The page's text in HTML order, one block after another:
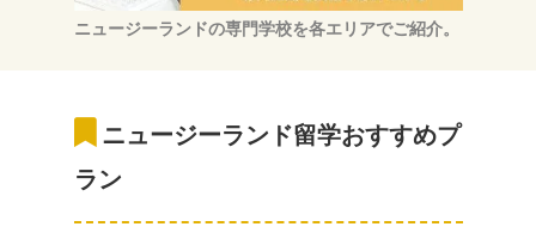
ニュージーランドの専門学校を各エリアでご紹介。
ニュージーランド留学おすすめプ
ラン